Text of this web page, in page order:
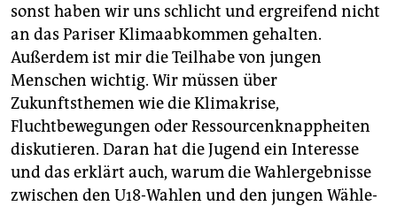
sonst haben wir uns schlicht und ergreifend nicht
an das Pariser Klimaabkommen gehalten.
Außerdem ist mir die Teilhabe von jungen
Menschen wichtig. Wir müssen über
Zukunftsthemen wie die Klimakrise,
Fluchtbewegungen oder Ressourcenknappheiten
diskutieren. Daran hat die Jugend ein Interesse
und das erklärt auch, warum die Wahlergebnisse
zwischen den U18-Wahlen und den jungen Wäh­le­